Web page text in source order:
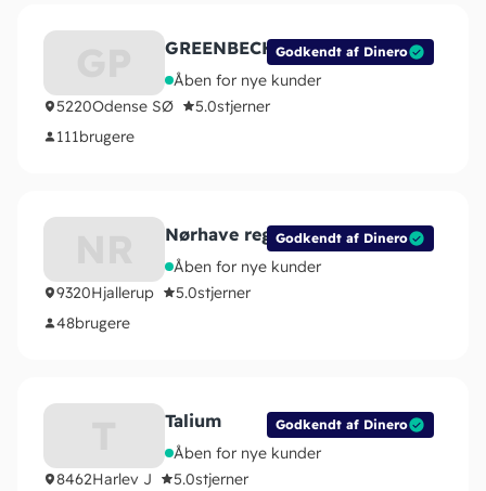
Godkendt af Dinero
GREENBECH PARTNERS ApS
Åben for nye kunder
5220Odense SØ 5.0stjerner
111brugere
Godkendt af Dinero
Nørhave regnskab
Åben for nye kunder
9320Hjallerup 5.0stjerner
48brugere
Godkendt af Dinero
Talium
Åben for nye kunder
8462Harlev J 5.0stjerner